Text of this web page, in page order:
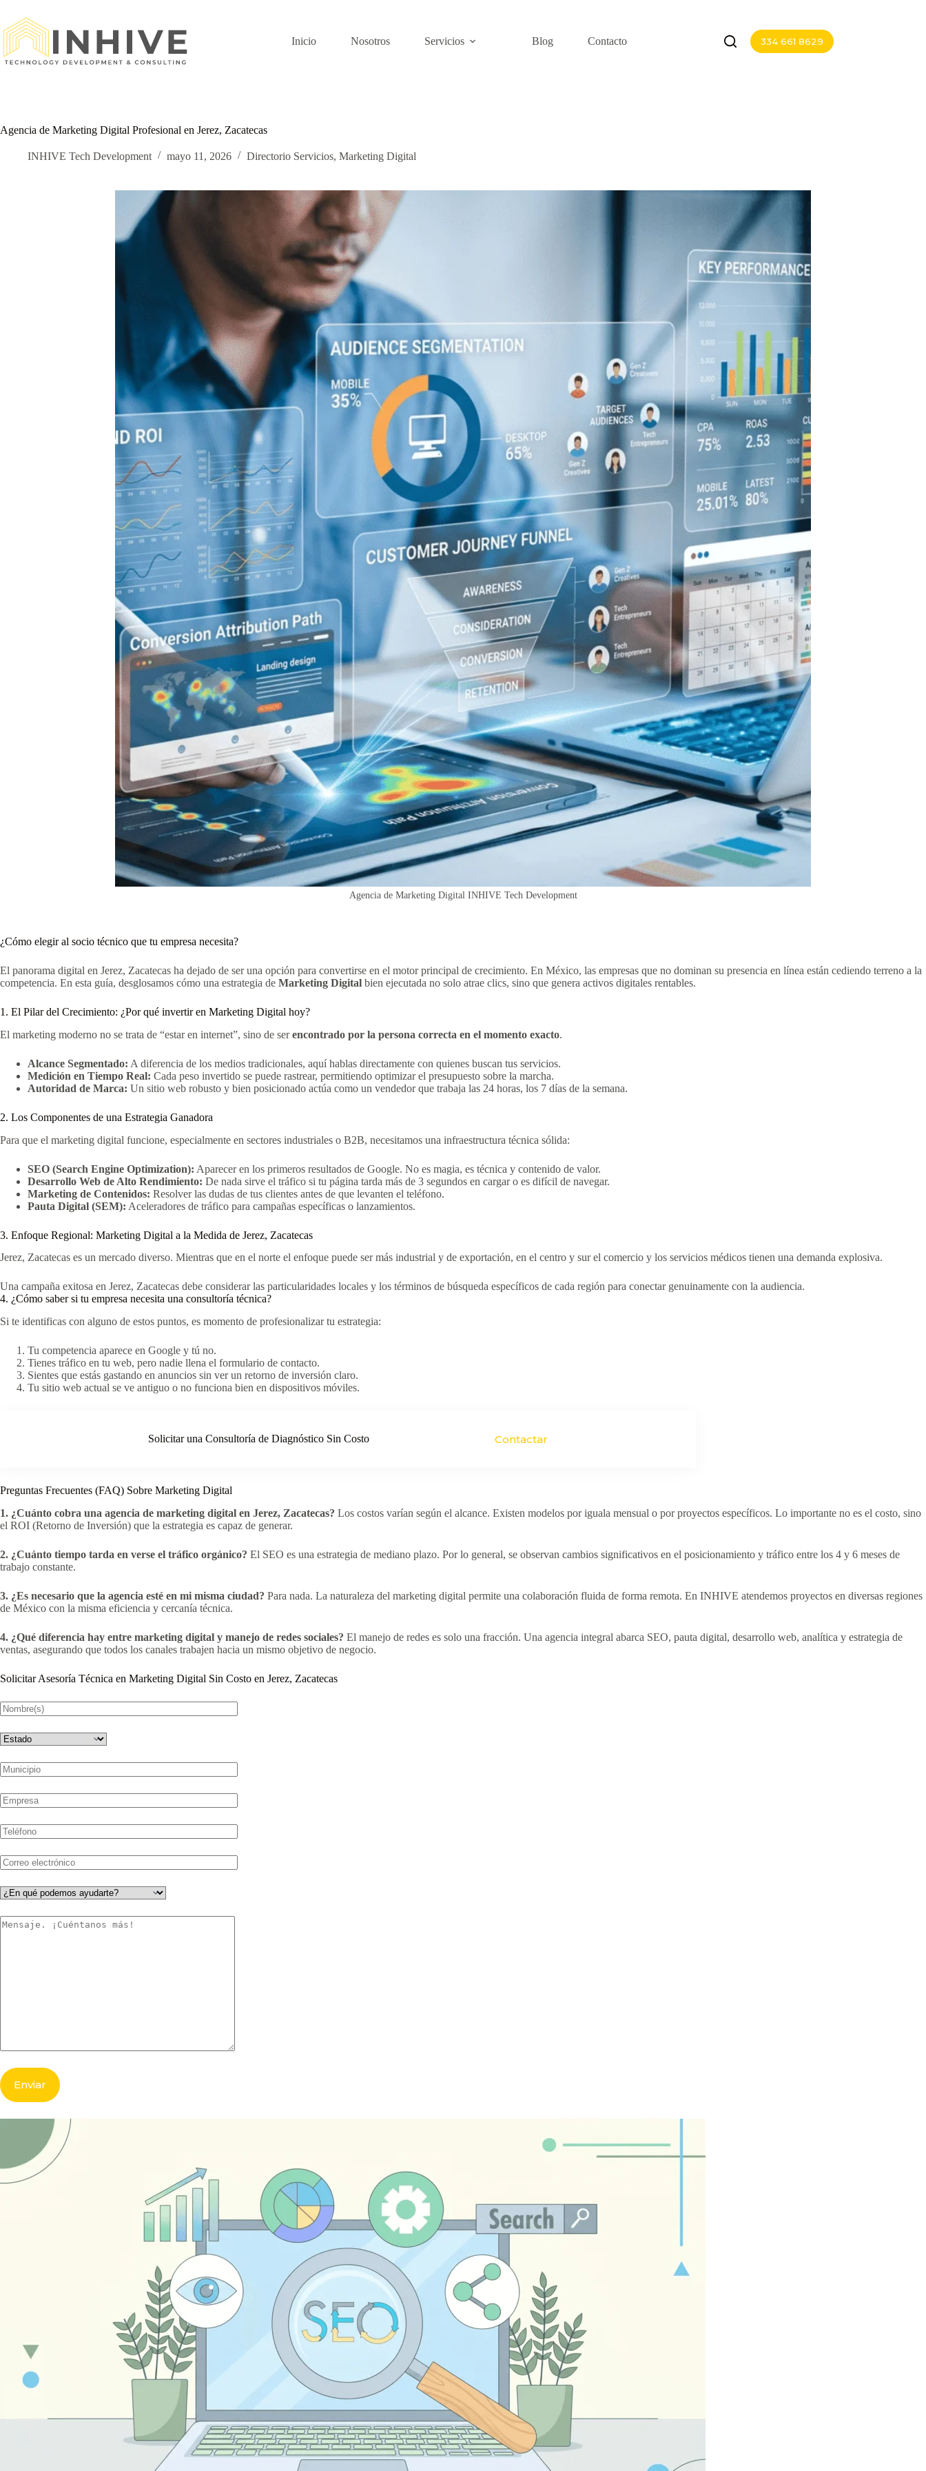
contenido
Inicio
Nosotros Servicios Blog Contacto 334 661 8629
Agencia de Marketing Digital Profesional en Jerez, Zacatecas
INHIVE Tech Development mayo 11, 2026 Directorio Servicios, Marketing Digital
Agencia de Marketing Digital INHIVE Tech Development
¿Cómo elegir al socio técnico que tu empresa necesita?
El panorama digital en Jerez, Zacatecas ha dejado de ser una opción para convertirse en el motor principal de crecimiento. En México, las empresas que no dominan su presencia en línea están cediendo terreno a la
competencia. En esta guía, desglosamos cómo una estrategia de Marketing Digital bien ejecutada no solo atrae clics, sino que genera activos digitales rentables.
1. El Pilar del Crecimiento: ¿Por qué invertir en Marketing Digital hoy?
El marketing moderno no se trata de “estar en internet”, sino de serencontrado por la persona correcta en el momento exacto.
Alcance Segmentado: A diferencia de los medios tradicionales, aquí hablas directamente con quienes buscan tus servicios.
Medición en Tiempo Real: Cada peso invertido se puede rastrear, permitiendo optimizar el presupuesto sobre la marcha.
Autoridad de Marca: Un sitio web robusto y bien posicionado actúa como un vendedor que trabaja las 24 horas, los 7 días de la semana.
2. Los Componentes de una Estrategia Ganadora
Para que el marketing digital funcione, especialmente en sectores industriales o B2B, necesitamos una infraestructura técnica sólida:
SEO (Search Engine Optimization): Aparecer en los primeros resultados de Google. No es magia, es técnica y contenido de valor.
Desarrollo Web de Alto Rendimiento: De nada sirve el tráfico si tu página tarda más de 3 segundos en cargar o es difícil de navegar.
Marketing de Contenidos: Resolver las dudas de tus clientes antes de que levanten el teléfono.
Pauta Digital (SEM): Aceleradores de tráfico para campañas específicas o lanzamientos.
3. Enfoque Regional: Marketing Digital a la Medida de Jerez, Zacatecas
Jerez, Zacatecas es un mercado diverso. Mientras que en el norte el enfoque puede ser más industrial y de exportación, en el centro y sur el comercio y los servicios médicos tienen una demanda explosiva.
Una campaña exitosa en Jerez, Zacatecas debe considerar las particularidades locales y los términos de búsqueda específicos de cada región para conectar genuinamente con la audiencia.
4. ¿Cómo saber si tu empresa necesita una consultoría técnica?
Si te identificas con alguno de estos puntos, es momento de profesionalizar tu estrategia:
Tu competencia aparece en Google y tú no.
Tienes tráfico en tu web, pero nadie llena el formulario de contacto.
Sientes que estás gastando en anuncios sin ver un retorno de inversión claro.
Tu sitio web actual se ve antiguo o no funciona bien en dispositivos móviles.
Solicitar una Consultoría de Diagnóstico Sin Costo Contactar
Preguntas Frecuentes (FAQ) Sobre Marketing Digital
1. ¿Cuánto cobra una agencia de marketing digital en Jerez, Zacatecas? Los costos varían según el alcance. Existen modelos por iguala mensual o por proyectos específicos. Lo importante no es el costo, sino
el ROI (Retorno de Inversión) que la estrategia es capaz de generar.
2. ¿Cuánto tiempo tarda en verse el tráfico orgánico? El SEO es una estrategia de mediano plazo. Por lo general, se observan cambios significativos en el posicionamiento y tráfico entre los 4 y 6 meses de
trabajo constante.
3. ¿Es necesario que la agencia esté en mi misma ciudad? Para nada. La naturaleza del marketing digital permite una colaboración fluida de forma remota. En INHIVE atendemos proyectos en diversas regiones
de México con la misma eficiencia y cercanía técnica.
4. ¿Qué diferencia hay entre marketing digital y manejo de redes sociales? El manejo de redes es solo una fracción. Una agencia integral abarca SEO, pauta digital, desarrollo web, analítica y estrategia de
ventas, asegurando que todos los canales trabajen hacia un mismo objetivo de negocio.
Solicitar Asesoría Técnica en Marketing Digital Sin Costo en Jerez, Zacatecas